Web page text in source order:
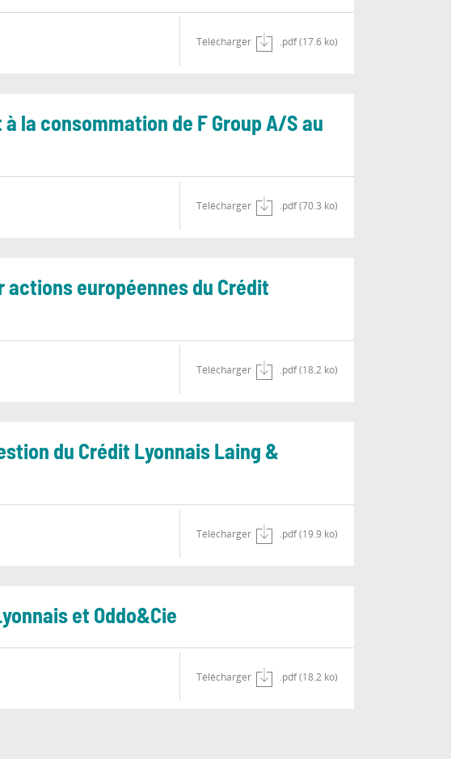
Télécharger .pdf (17.6 ko)
la consommation de F Group A/S au
Télécharger .pdf (70.3 ko)
européennes du Crédit
Télécharger .pdf (18.2 ko)
du Crédit Lyonnais Laing &
Télécharger .pdf (19.9 ko)
et Oddo&Cie
Télécharger .pdf (18.2 ko)